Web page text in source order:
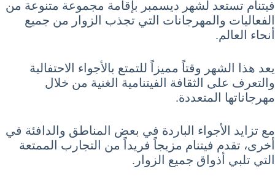
فيتنام تستعد لشهر ديسمبر بإقامة مجموعة متنوعة من
الفعاليات والمهرجانات التي تجذب الزوار من جميع
أنحاء العالم.
يعد هذا الشهر وقتاً مميزاً للتمتع بالأجواء الاحتفالية
والتعرف على الثقافة الفيتنامية الغنية من خلال
مهرجاناتها المتعددة.
مع تزايد الأجواء الباردة في بعض المناطق والدافئة في
أخرى، تقدم فيتنام مزيجاً فريداً من التجارب الممتعة
التي تلبي أذواق جميع الزوار.